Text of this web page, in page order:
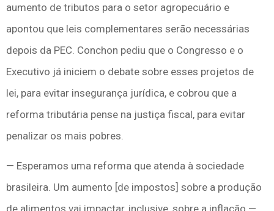
aumento de tributos para o setor agropecuário e
apontou que leis complementares serão necessárias
depois da PEC. Conchon pediu que o Congresso e o
Executivo já iniciem o debate sobre esses projetos de
lei, para evitar insegurança jurídica, e cobrou que a
reforma tributária pense na justiça fiscal, para evitar
penalizar os mais pobres.
— Esperamos uma reforma que atenda à sociedade
brasileira. Um aumento [de impostos] sobre a produção